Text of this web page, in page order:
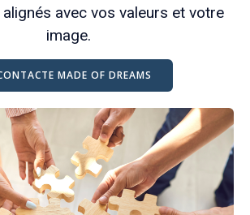
avec vos valeurs et votre
image.
MADE OF DREAMS